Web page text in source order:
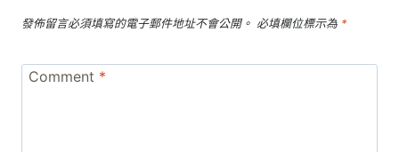
發佈留言必須填寫的電子郵件地址不會公開。 必填欄位標示為 *
Comment *